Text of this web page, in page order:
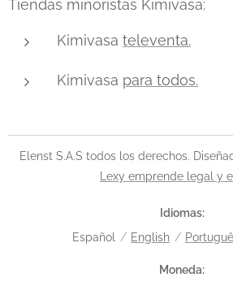
Tiendas minoristas Kimivasa:
Kimivasa televenta.
Kimivasa para todos.
Elenst S.A.S todos los derechos.
Lexy emprende legal y
Idiomas
Español
English
Moneda